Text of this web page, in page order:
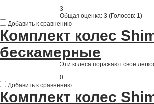
3
Общая оценка: 3 (Голосов: 1)
Добавить к сравнению
Комплект колес
бескамерные
Эти колеса поражают свое
0
Добавить к сравнению
Комплект колес